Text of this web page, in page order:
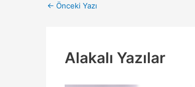
Yazı
← Önceki Yazı
Alakalı Yazılar